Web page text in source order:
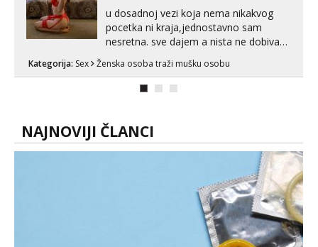
u dosadnoj vezi koja nema nikakvog
pocetka ni kraja,jednostavno sam
nesretna. sve dajem a nista ne dobivam
zadovoljiti moje potrebe,ne trazim puno
samo malo njeznosti i razumjevanja.
muskar...
Kategorija: Sex Ženska osoba traži mušku osobu
NAJNOVIJI ČLANCI